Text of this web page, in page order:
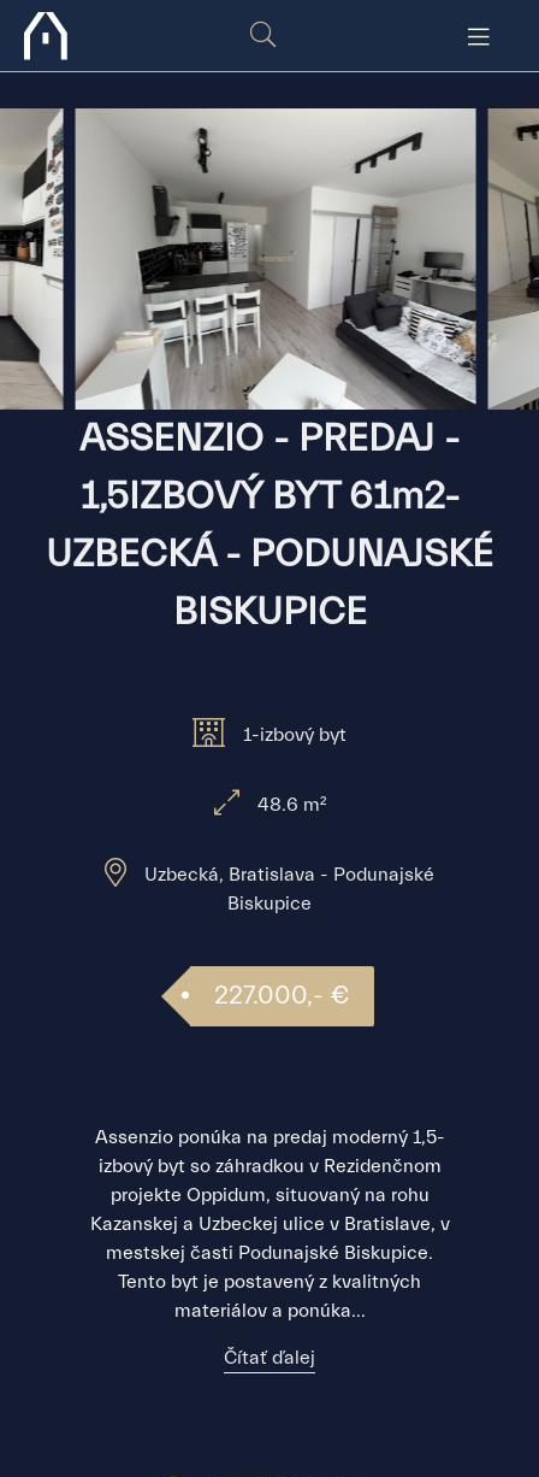
ASSENZIO - PREDAJ -
1,5IZBOVÝ BYT 61m2-
UZBECKÁ - PODUNAJSKÉ
BISKUPICE
1-izbový byt
48.6 m²
Uzbecká, Bratislava - Podunajské
Biskupice
227.000,- €
Assenzio ponúka na predaj moderný 1,5-
izbový byt so záhradkou v Rezidenčnom
projekte Oppidum, situovaný na rohu
Kazanskej a Uzbeckej ulice v Bratislave, v
mestskej časti Podunajské Biskupice.
Tento byt je postavený z kvalitných
materiálov a ponúka...
Čítať ďalej